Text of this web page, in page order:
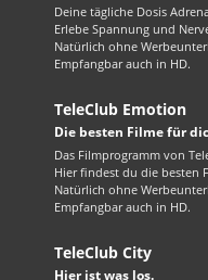
Deine tägliche Dosis
Erlebe Spannung und
Natürlich ohne
Empfangbar auch in HD.
TeleClub Emotion
Die besten Filme für
Das Filmprogramm von
Hier findest du die besten
Natürlich ohne
Empfangbar auch in HD.
TeleClub City
Hier ist was los.